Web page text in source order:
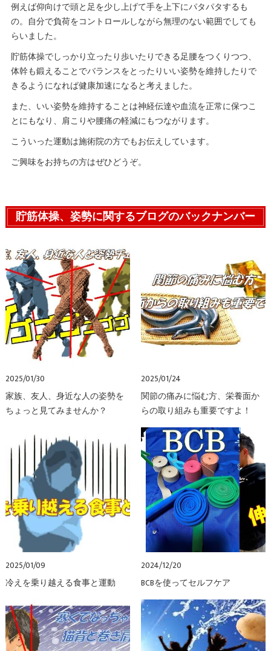
例えば仰向けで頭と足を少し上げて手を上下にパタパタするも
の。自分で負荷をコントロールしながら無理のない範囲でしても
らいました。
貯筋体操でしっかり立ったり歩いたりできる足腰をつくりつつ、
体幹も鍛えることでバランスをとったりいい姿勢を維持したりで
きるようになれば健康加速になると考えました。
また、いい姿勢を維持することは神経伝達や血流を正常に保つこ
とにもなり、肩こりや腰痛の軽減にもつながります。
こういった運動は施術院の方でもお伝えしています。
ご興味をお持ちの方はぜひどうぞ。
貯筋体操、姿勢に関するブログのバックナンバー
2025/01/30
家族、友人、身近な人の姿勢を
ちょっと見てみませんか？
2025/01/24
関節の痛みに悩む方、栄養面か
らの取り組みも重要ですよ！
2025/01/09
冷えを乗り越える食事と運動
2024/12/20
BCBを使ってセルフケア